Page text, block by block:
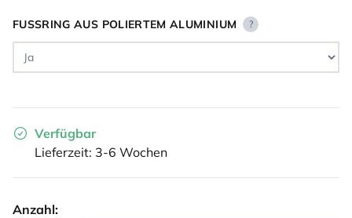
FUSSRING AUS POLIERTEM ALUMINIUM ?
Verfügbar
Lieferzeit: 3-6 Wochen
Anzahl: